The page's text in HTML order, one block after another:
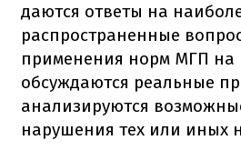
даются ответы на
распространенные
применения норм МГП на
обсуждаются реальные
анализируются
нарушения тех или иных